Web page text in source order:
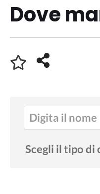
Dove
Scegli il tipo di